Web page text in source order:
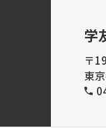
学
〒
東